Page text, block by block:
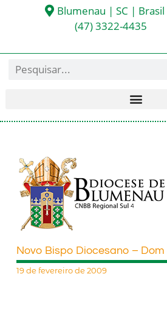
Blumenau | SC | Brasil
(47) 3322-4435
Novo Bispo Diocesano – Dom
19 de fevereiro de 2009